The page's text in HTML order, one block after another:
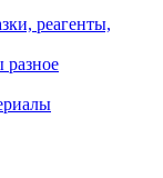
реагенты,
разное